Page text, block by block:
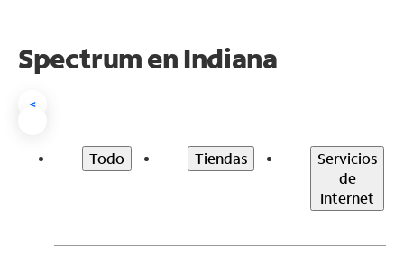
Spectrum en Indiana
<
Todo Tiendas
Servicios
de
Internet